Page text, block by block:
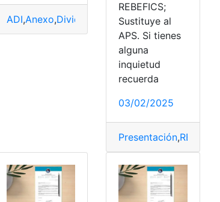
Presentación
ADI,Anexo,Divididendos Errores,Presentación
REBEFICS;
Sustituye al
APS. Si tienes
alguna
inquietud
recuerda
03/02/2025
Presentación,REBEFICS